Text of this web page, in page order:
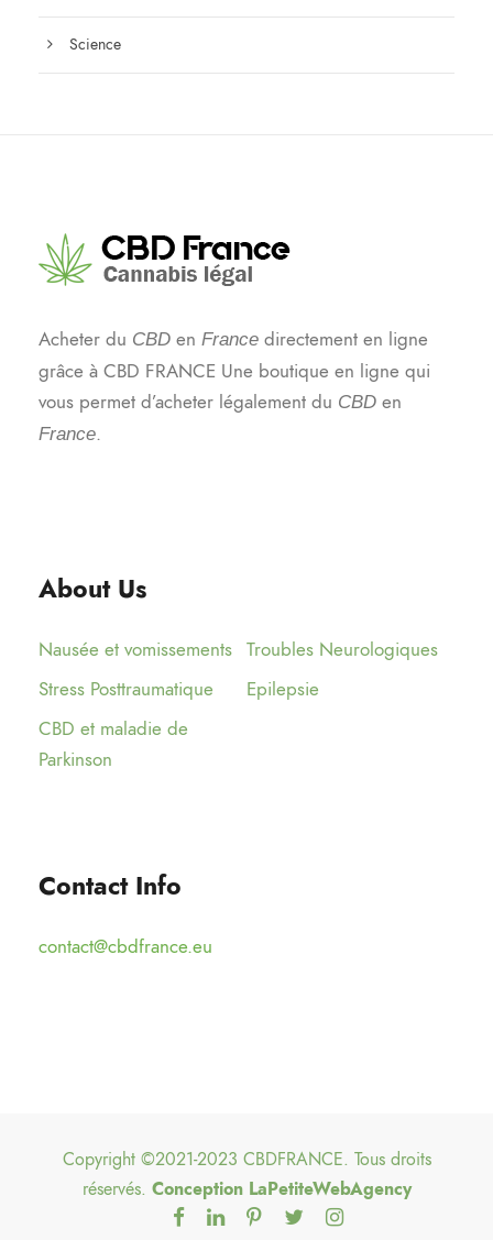
Science
Acheter du CBD en France directement en ligne
grâce à CBD FRANCE Une boutique en ligne qui
vous permet d’acheter légalement du CBD en
France.
About Us
Nausée et vomissements Troubles Neurologiques
Stress Posttraumatique
Epilepsie
CBD et maladie de
Parkinson
Contact Info
contact@cbdfrance.eu
Copyright ©2021-2023 CBDFRANCE. Tous droits
réservés. Conception LaPetiteWebAgency